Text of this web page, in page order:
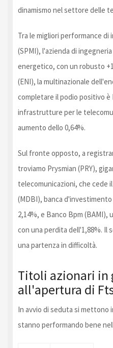
dinamismo nel settore delle
Tra le migliori performance di
(SPMI), l'azienda di
energetico, con un robusto
(ENI), la multinazionale
completare il podio positivo
infrastrutture per le
aumento dello 0,64%.
Sul fronte opposto, a
troviamo Prysmian (PRY),
telecomunicazioni, che cede
(MDBI), banca
2,14%, e Banco Bpm (BAMI),
con una perdita dell'1,88%.
una partenza in difficoltà.
Titoli azionari in
all'apertura di
In avvio di seduta si mettono
stanno performando bene